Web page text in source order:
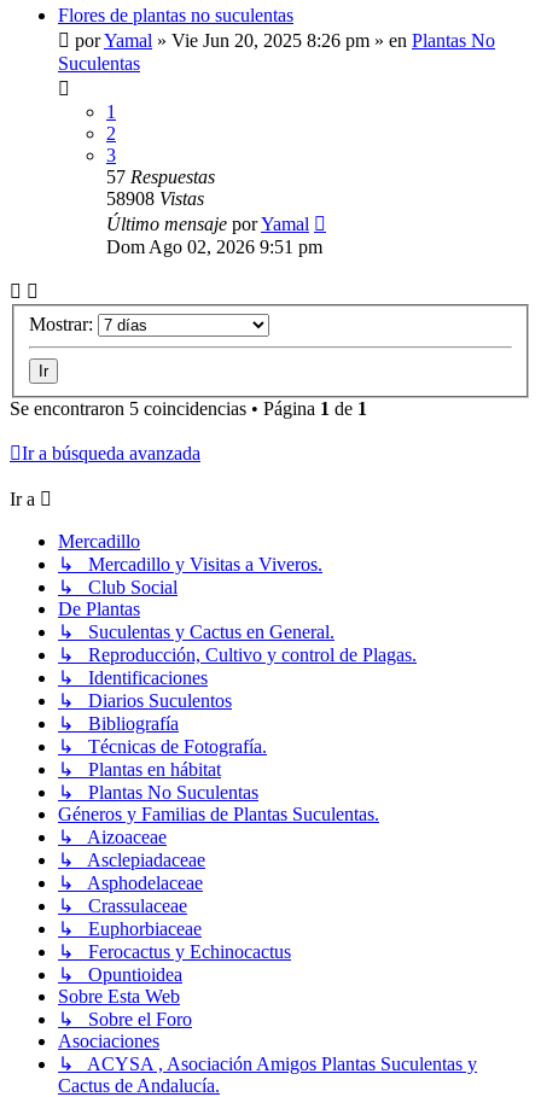
Flores de plantas no suculentas
porYamal » Vie Jun 20, 2025 8:26 pm » en Plantas No
Suculentas
1
2
3
57 Respuestas
58908 Vistas
Último mensaje porYamal
Dom Ago 02, 2026 9:51 pm
Mostrar:
Se encontraron 5 coincidencias • Página 1 de 1
Ir a búsqueda avanzada
Ir a
Mercadillo
↳ Mercadillo y Visitas a Viveros.
↳ Club Social
De Plantas
↳ Suculentas y Cactus en General.
↳ Reproducción, Cultivo y control de Plagas.
↳ Identificaciones
↳ Diarios Suculentos
↳ Bibliografía
↳ Técnicas de Fotografía.
↳ Plantas en hábitat
↳ Plantas No Suculentas
Géneros y Familias de Plantas Suculentas.
↳ Aizoaceae
↳ Asclepiadaceae
↳ Asphodelaceae
↳ Crassulaceae
↳ Euphorbiaceae
↳ Ferocactus y Echinocactus
↳ Opuntioidea
Sobre Esta Web
↳ Sobre el Foro
Asociaciones
↳ ACYSA , Asociación Amigos Plantas Suculentas y
Cactus de Andalucía.